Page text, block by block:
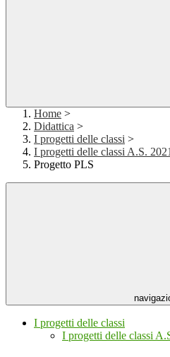
Home >
Didattica >
I progetti delle classi >
I progetti delle classi A.S.
Progetto PLS
I progetti delle classi
I progetti delle classi